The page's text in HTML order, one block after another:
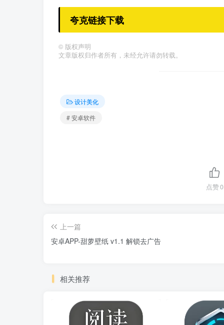
夸克链接下载
© 版权声明
文章版权归作者所有，未经允许请勿转载。
设计美化
# 安卓软件
点赞0
上一篇
安卓APP-甜萝壁纸 v1.1 解锁去广告
相关推荐